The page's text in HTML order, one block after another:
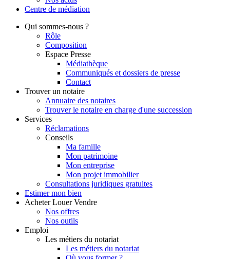
Centre de médiation
Qui sommes-nous ?
Rôle
Composition
Espace Presse
Médiathèque
Communiqués et dossiers de presse
Contact
Trouver un notaire
Annuaire des notaires
Trouver le notaire en charge d'une succession
Services
Réclamations
Conseils
Ma famille
Mon patrimoine
Mon entreprise
Mon projet immobilier
Consultations juridiques gratuites
Estimer mon bien
Acheter Louer Vendre
Nos offres
Nos outils
Emploi
Les métiers du notariat
Les métiers du notariat